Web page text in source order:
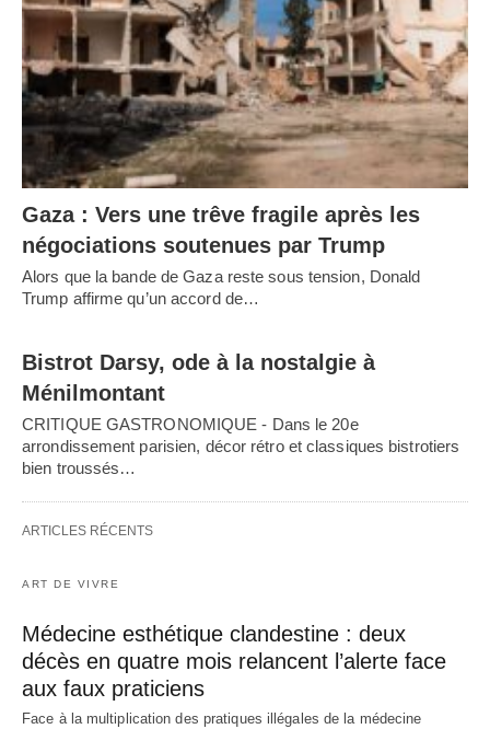
Gaza : Vers une trêve fragile après les
négociations soutenues par Trump
Alors que la bande de Gaza reste sous tension, Donald
Trump affirme qu’un accord de…
Bistrot Darsy, ode à la nostalgie à
Ménilmontant
CRITIQUE GASTRONOMIQUE - Dans le 20e
arrondissement parisien, décor rétro et classiques bistrotiers
bien troussés…
ARTICLES RÉCENTS
ART DE VIVRE
Médecine esthétique clandestine : deux
décès en quatre mois relancent l’alerte face
aux faux praticiens
Face à la multiplication des pratiques illégales de la médecine